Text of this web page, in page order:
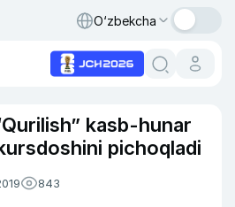
O‘zbekcha
kasb-hunar
pichoqladi
843